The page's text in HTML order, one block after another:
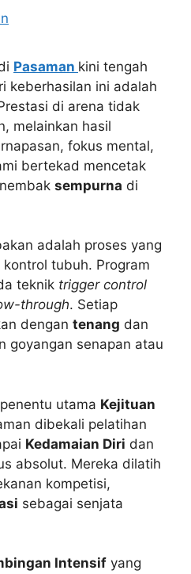
Pasaman kini tengah
keberhasilan ini adalah
di arena tidak
melainkan hasil
fokus mental,
bertekad mencetak
sempurna di
adalah proses yang
tubuh. Program
teknik trigger control
through. Setiap
dengan tenang dan
goyangan senapan atau
utama Kejituan
dibekali pelatihan
Kedamaian Diri dan
absolut. Mereka dilatih
kompetisi,
sebagai senjata
Intensif yang